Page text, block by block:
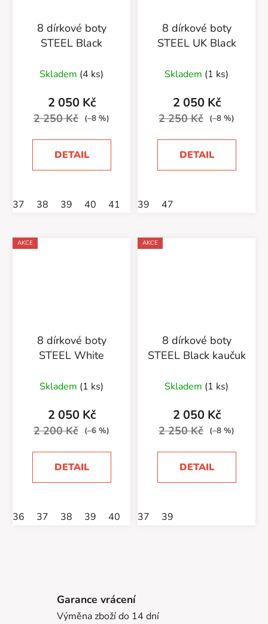
8 dírkové boty
STEEL Black
hodnocení
produktu
je
5
Skladem (4 ks)
2 050 Kč
2 250 Kč (–8 %)
DETAIL
37 38 39 40 41
8 dírkové boty
STEEL UK Black
Skladem (1 ks)
2 050 Kč
2 250 Kč (–8 %)
DETAIL
39 47
AKCE
8 dírkové boty
STEEL White
Skladem (1 ks)
2 050 Kč
2 200 Kč (–6 %)
DETAIL
36 37 38 39 40 41 42
AKCE
8 dírkové boty
STEEL Black kaučuk
Skladem (1 ks)
2 050 Kč
2 250 Kč (–8 %)
DETAIL
37 39
Garance vrácení
Výměna zboží do 14 dní